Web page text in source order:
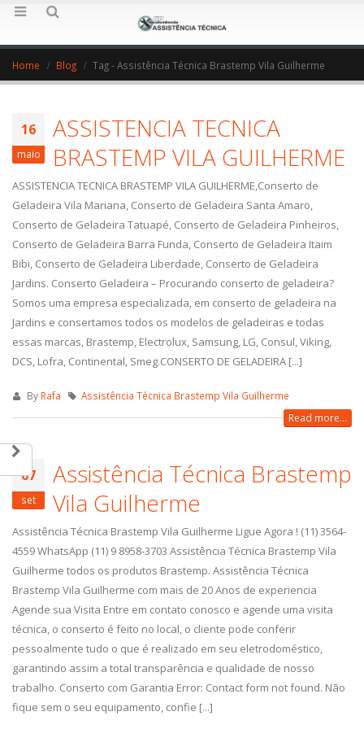
Home Blog Tag -Assistência Técnica Brastemp Vila Guilherme
16
maio
ASSISTENCIA TECNICA
BRASTEMP VILA GUILHERME
ASSISTENCIA TECNICA BRASTEMP VILA GUILHERME,Conserto de
Geladeira Vila Mariana, Conserto de Geladeira Santa Amaro,
Conserto de Geladeira Tatuapé, Conserto de Geladeira Pinheiros,
Conserto de Geladeira Barra Funda, Conserto de Geladeira Itaim
Bibi, Conserto de Geladeira Liberdade, Conserto de Geladeira
Jardins. Conserto Geladeira – Procurando conserto de geladeira?
Somos uma empresa especializada, em conserto de geladeira na
Jardins e consertamos todos os modelos de geladeiras e todas
essas marcas, Brastemp, Electrolux, Samsung, LG, Consul, Viking,
DCS, Lofra, Continental, Smeg.CONSERTO DE GELADEIRA [...]
By Rafa Assistência Técnica Brastemp Vila Guilherme
Read more...
07
set
Assistência Técnica Brastemp
Vila Guilherme
Assistência Técnica Brastemp Vila Guilherme Ligue Agora ! (11) 3564-
4559 WhatsApp (11) 9 8958-3703 Assistência Técnica Brastemp Vila
Guilherme todos os produtos Brastemp. Assistência Técnica
Brastemp Vila Guilherme com mais de 20 Anos de experiencia
Agende sua Visita Entre em contato conosco e agende uma visita
técnica, o conserto é feito no local, o cliente pode conferir
pessoalmente tudo o que é realizado em seu eletrodoméstico,
garantindo assim a total transparência e qualidade de nosso
trabalho. Conserto com Garantia Error: Contact form not found. Não
fique sem o seu equipamento, confie [...]